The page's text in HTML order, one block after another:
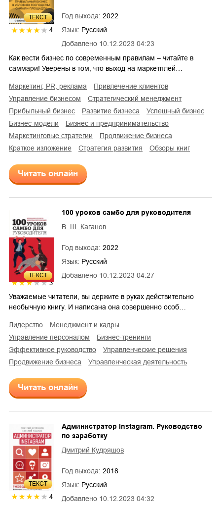
ТЕКСТ
4
Добавлено 10.12.2023 04:23
Год выхода: 2022
Язык: Русский
Как вести бизнес по современным правилам – читайте в
саммари! Уверены в том, что выход на маркетплей…
маркетинг, PR, реклама
привлечение клиентов
управление бизнесом
стратегический менеджмент
прибыльный бизнес
развитие бизнеса
успешный бизнес
бизнес-модели
бизнес и предпринимательство
маркетинговые стратегии
продвижение бизнеса
краткое изложение
стратегия развития обзоры книг
Читать онлайн
ТЕКСТ
3
Добавлено 10.12.2023 04:27
100 уроков самбо для руководителя
В. Ш. Каганов
Год выхода: 2022
Язык: Русский
Уважаемые читатели, вы держите в руках действительно
необычную книгу. И написана она совершенно особ…
лидерство
менеджмент и кадры
управление персоналом
бизнес-тренинги
эффективное руководство
управленческие решения
продвижение бизнеса
управленческая деятельность
Читать онлайн
ТЕКСТ
4 Добавлено 10.12.2023 04:32
Администратор Instagram. Руководство
по заработку
Дмитрий Кудряшов
Год выхода: 2018
Язык: Русский